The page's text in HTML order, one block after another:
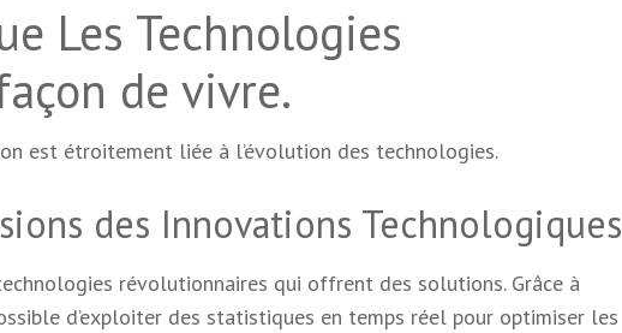
Les Technologies
de vivre.
est étroitement liée à l’évolution des technologies.
des Innovations Technologiques
révolutionnaires qui offrent des solutions. Grâce à
d’exploiter des statistiques en temps réel pour optimiser les